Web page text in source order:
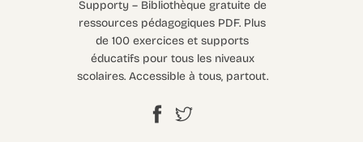
Supporty – Bibliothèque gratuite de
ressources pédagogiques PDF. Plus
de 100 exercices et supports
éducatifs pour tous les niveaux
scolaires. Accessible à tous, partout.